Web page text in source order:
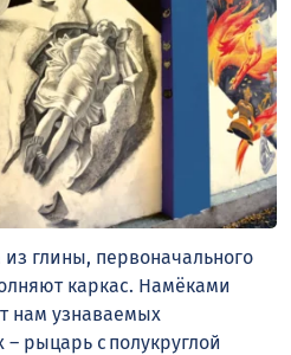
глины, первоначального
каркас. Намёками
нам узнаваемых
рыцарь с полукруглой